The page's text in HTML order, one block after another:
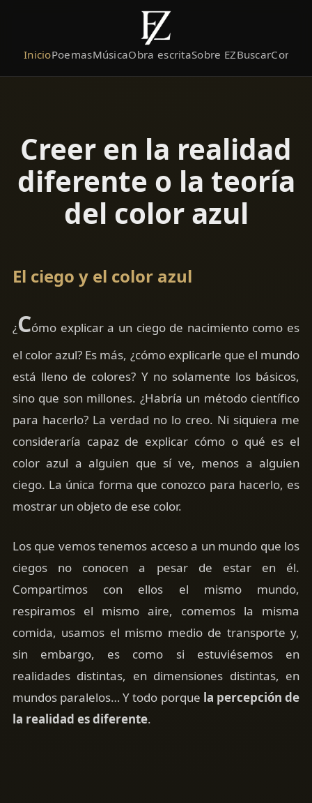
InicioPoemasMúsicaObra escritaSobre EZBuscar
Creer en la realidad
diferente o la teoría
del color azul
El ciego y el color azul
¿Cómo explicar a un ciego de nacimiento como es
el color azul? Es más, ¿cómo explicarle que el mundo
está lleno de colores? Y no solamente los básicos,
sino que son millones. ¿Habría un método científico
para hacerlo? La verdad no lo creo. Ni siquiera me
consideraría capaz de explicar cómo o qué es el
color azul a alguien que sí ve, menos a alguien
ciego. La única forma que conozco para hacerlo, es
mostrar un objeto de ese color.
Los que vemos tenemos acceso a un mundo que los
ciegos no conocen a pesar de estar en él.
Compartimos con ellos el mismo mundo,
respiramos el mismo aire, comemos la misma
comida, usamos el mismo medio de transporte y,
sin embargo, es como si estuviésemos en
realidades distintas, en dimensiones distintas, en
mundos paralelos… Y todo porque la percepción de
la realidad es diferente.